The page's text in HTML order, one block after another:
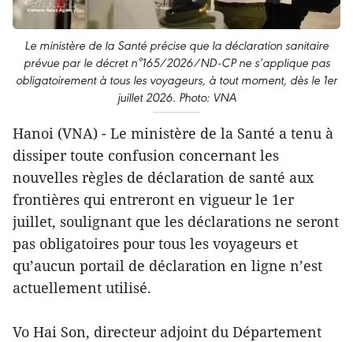
Le ministère de la Santé précise que la déclaration sanitaire
prévue par le décret n°165/2026/ND-CP ne s’applique pas
obligatoirement à tous les voyageurs, à tout moment, dès le 1er
juillet 2026. Photo: VNA
Hanoi (VNA) - Le ministère de la Santé a tenu à
dissiper toute confusion concernant les
nouvelles règles de déclaration de santé aux
frontières qui entreront en vigueur le 1er
juillet, soulignant que les déclarations ne seront
pas obligatoires pour tous les voyageurs et
qu’aucun portail de déclaration en ligne n’est
actuellement utilisé.
Vo Hai Son, directeur adjoint du Département